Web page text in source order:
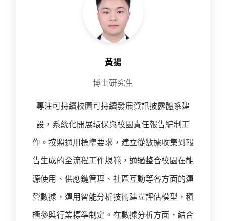
黃揚
博士研究生
專注可持續校園可持續發展資訊披露體系建
設，系統化開展環保與校園責任報告編制工
作。按照通用標準要求，建立從數據收集到報
告生成的全流程工作規範，通過整合校園在能
源使用、供應鏈管理、社區互動等各方面的運
營數據，運用智能分析技術建立評估模型，積
極參與行業標準制定。在數據分析方面，結合